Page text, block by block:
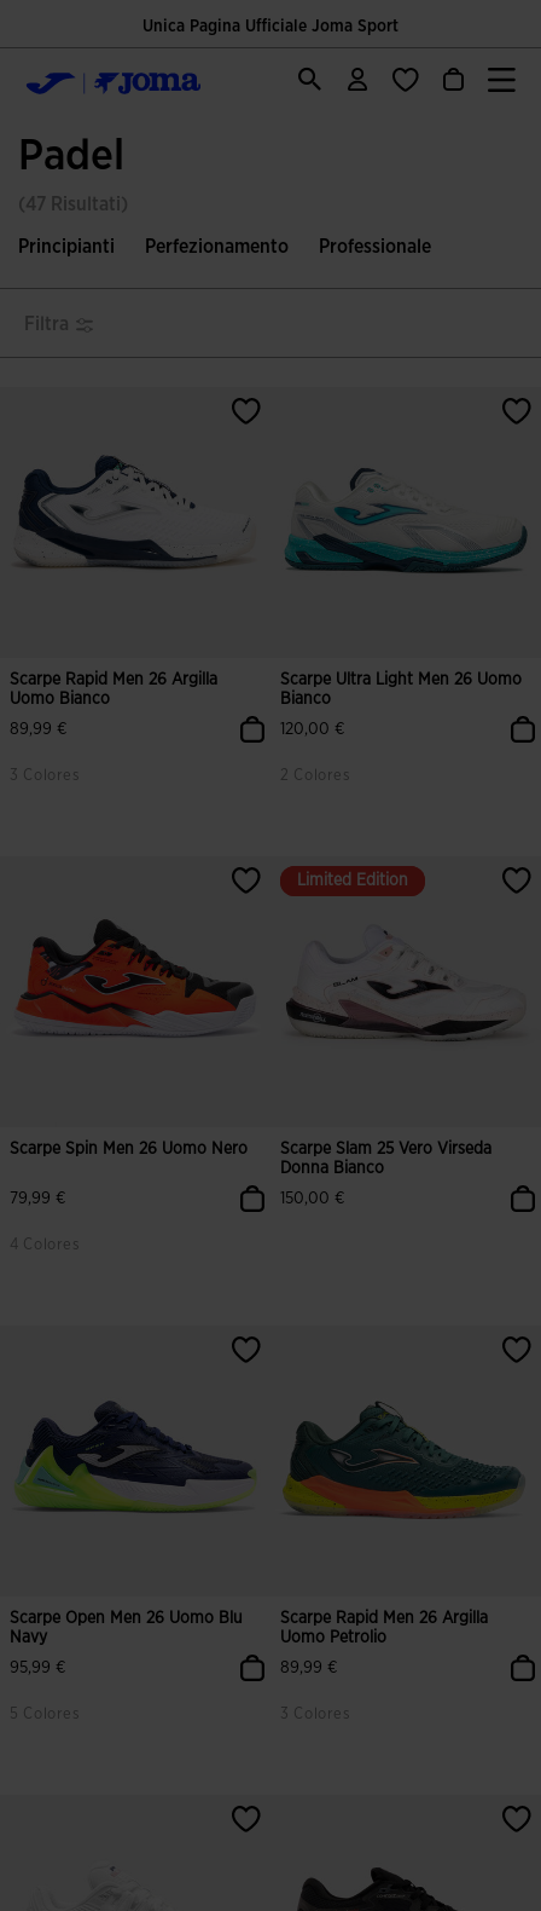
Unica Pagina Ufficiale Joma Sport
Padel
(47 Risultati)
Principianti Perfezionamento Professionale
Filtra
Scarpe Rapid Men 26 Argilla
Uomo Bianco
89,99 €
3 Colores
Scarpe Ultra Light Men 26 Uomo
Bianco
120,00 €
2 Colores
Scarpe Spin Men 26 Uomo Nero
79,99 €
4 Colores
Limited Edition
Limited Edition
Scarpe Slam 25 Vero Virseda
Donna Bianco
150,00 €
Scarpe Open Men 26 Uomo Blu
Navy
95,99 €
5 Colores
Scarpe Rapid Men 26 Argilla
Uomo Petrolio
89,99 €
3 Colores